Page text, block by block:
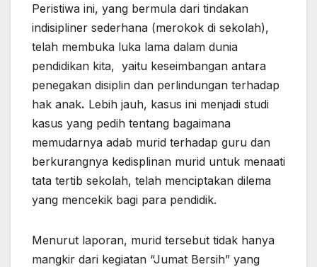
Peristiwa ini, yang bermula dari tindakan
indisipliner sederhana (merokok di sekolah),
telah membuka luka lama dalam dunia
pendidikan kita, yaitu keseimbangan antara
penegakan disiplin dan perlindungan terhadap
hak anak. Lebih jauh, kasus ini menjadi studi
kasus yang pedih tentang bagaimana
memudarnya adab murid terhadap guru dan
berkurangnya kedisplinan murid untuk menaati
tata tertib sekolah, telah menciptakan dilema
yang mencekik bagi para pendidik.
Menurut laporan, murid tersebut tidak hanya
mangkir dari kegiatan “Jumat Bersih” yang